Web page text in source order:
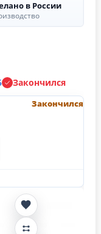
в России
Закончился
Закончился